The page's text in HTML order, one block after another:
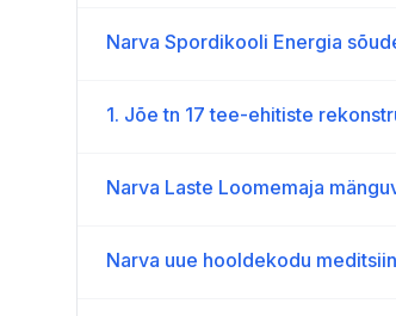
Narva Spordikooli Energia
1. Jõe tn 17 tee-ehitiste
Narva Laste Loomemaja
Narva uue hooldekodu